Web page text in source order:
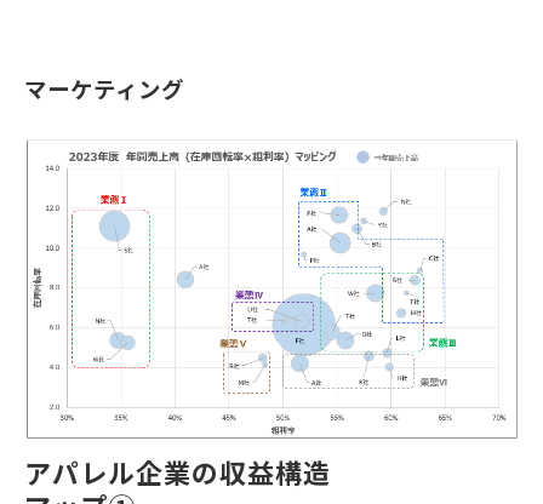
マーケティング
アパレル企業の収益構造